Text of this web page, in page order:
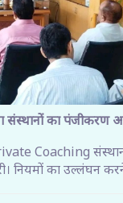
संस्थानों का पंजीकरण
Coaching
नियमों का उल्लंघन